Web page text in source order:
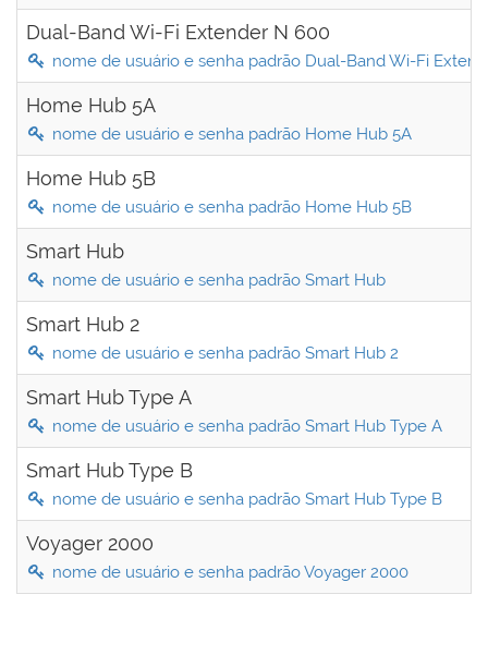
Dual-Band Wi-Fi Extender N 600
nome de usuário e senha padrão Dual-Band Wi-Fi
Home Hub 5A
nome de usuário e senha padrão Home Hub 5A
Home Hub 5B
nome de usuário e senha padrão Home Hub 5B
Smart Hub
nome de usuário e senha padrão Smart Hub
Smart Hub 2
nome de usuário e senha padrão Smart Hub 2
Smart Hub Type A
nome de usuário e senha padrão Smart Hub Type A
Smart Hub Type B
nome de usuário e senha padrão Smart Hub Type B
Voyager 2000
nome de usuário e senha padrão Voyager 2000